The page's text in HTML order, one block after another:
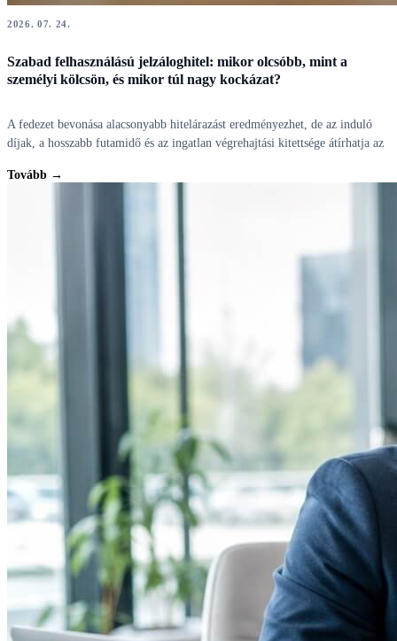
2026. 07. 24.
Szabad felhasználású jelzáloghitel: mikor olcsóbb, mint a
személyi kölcsön, és mikor túl nagy kockázat?
A fedezet bevonása alacsonyabb hitelárazást eredményezhet, de az induló
díjak, a hosszabb futamidő és az ingatlan végrehajtási kitettsége átírhatja az
Tovább →